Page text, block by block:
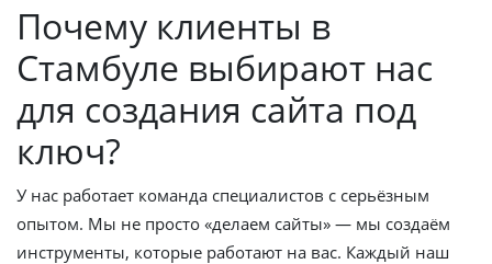
Почему клиенты в
Стамбуле выбирают нас
для создания сайта под
ключ?
У нас работает команда специалистов с серьёзным
опытом. Мы не просто «делаем сайты» — мы создаём
инструменты, которые работают на вас. Каждый наш